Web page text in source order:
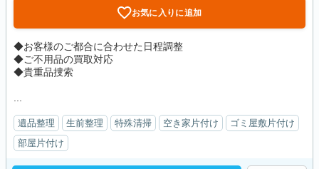
お気に入りに追加
◆お客様のご都合に合わせた日程調整
◆ご不用品の買取対応
◆貴重品捜索
遺品整理 生前整理 特殊清掃 空き家片付け
ゴミ屋敷片付け
部屋片付け